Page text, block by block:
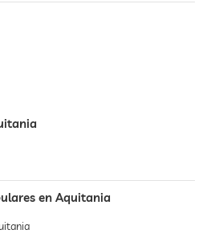
en Aquitania